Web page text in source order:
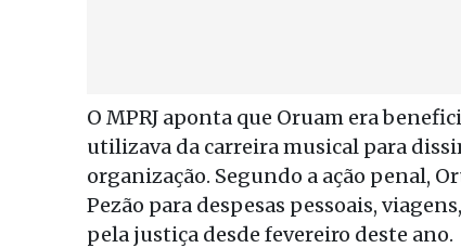
O MPRJ aponta que Oruam era
utilizava da carreira musical para
organização. Segundo a ação penal,
Pezão para despesas pessoais,
pela justiça desde fevereiro deste ano.